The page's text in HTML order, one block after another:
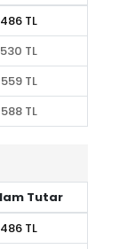
486 TL
530 TL
559 TL
588 TL
Tutar
486 TL